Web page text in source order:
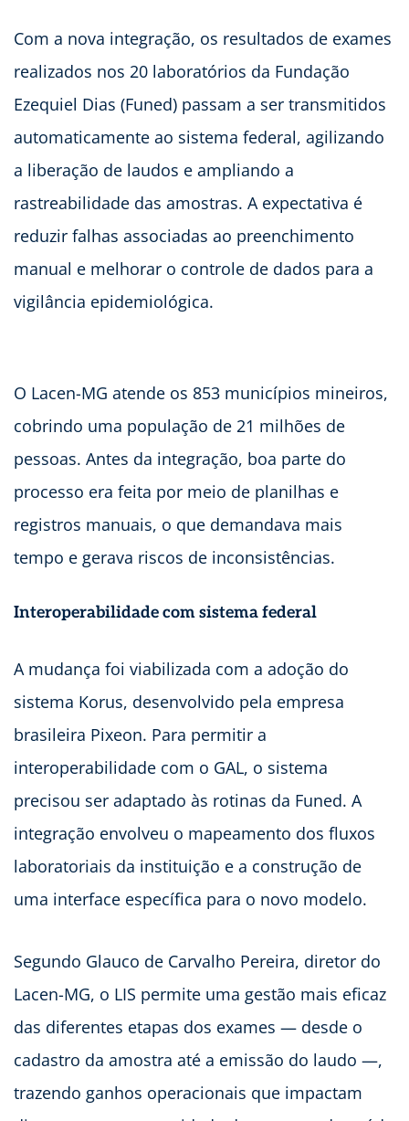
Com a nova integração, os resultados de exames
realizados nos 20 laboratórios da Fundação
Ezequiel Dias (Funed) passam a ser transmitidos
automaticamente ao sistema federal, agilizando
a liberação de laudos e ampliando a
rastreabilidade das amostras. A expectativa é
reduzir falhas associadas ao preenchimento
manual e melhorar o controle de dados para a
vigilância epidemiológica.
O Lacen-MG atende os 853 municípios mineiros,
cobrindo uma população de 21 milhões de
pessoas. Antes da integração, boa parte do
processo era feita por meio de planilhas e
registros manuais, o que demandava mais
tempo e gerava riscos de inconsistências.
Interoperabilidade com sistema federal
A mudança foi viabilizada com a adoção do
sistema Korus, desenvolvido pela empresa
brasileira Pixeon. Para permitir a
interoperabilidade com o GAL, o sistema
precisou ser adaptado às rotinas da Funed. A
integração envolveu o mapeamento dos fluxos
laboratoriais da instituição e a construção de
uma interface específica para o novo modelo.
Segundo Glauco de Carvalho Pereira, diretor do
Lacen-MG, o LIS permite uma gestão mais eficaz
das diferentes etapas dos exames — desde o
cadastro da amostra até a emissão do laudo —,
trazendo ganhos operacionais que impactam